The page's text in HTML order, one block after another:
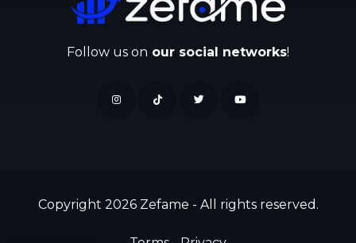
Follow us on our social networks!
Copyright 2026 Zefame - All rights reserved.